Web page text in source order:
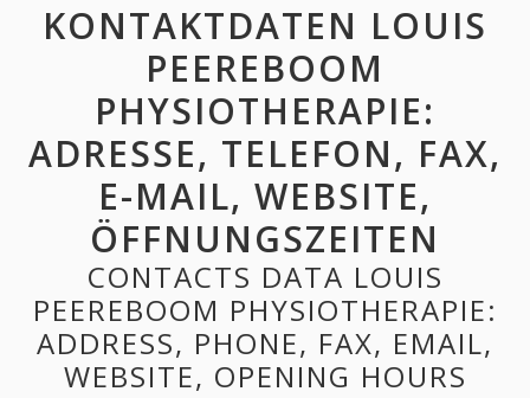
KONTAKTDATEN LOUIS
PEEREBOOM
PHYSIOTHERAPIE:
ADRESSE, TELEFON, FAX,
E-MAIL, WEBSITE,
ÖFFNUNGSZEITEN
CONTACTS DATA LOUIS
PEEREBOOM PHYSIOTHERAPIE:
ADDRESS, PHONE, FAX, EMAIL,
WEBSITE, OPENING HOURS